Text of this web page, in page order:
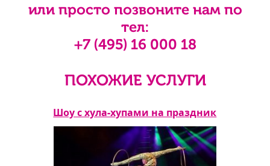
или просто позвоните нам по
тел:
+7 (495) 16 000 18
ПОХОЖИЕ УСЛУГИ
Шоу с хула-хупами на праздник